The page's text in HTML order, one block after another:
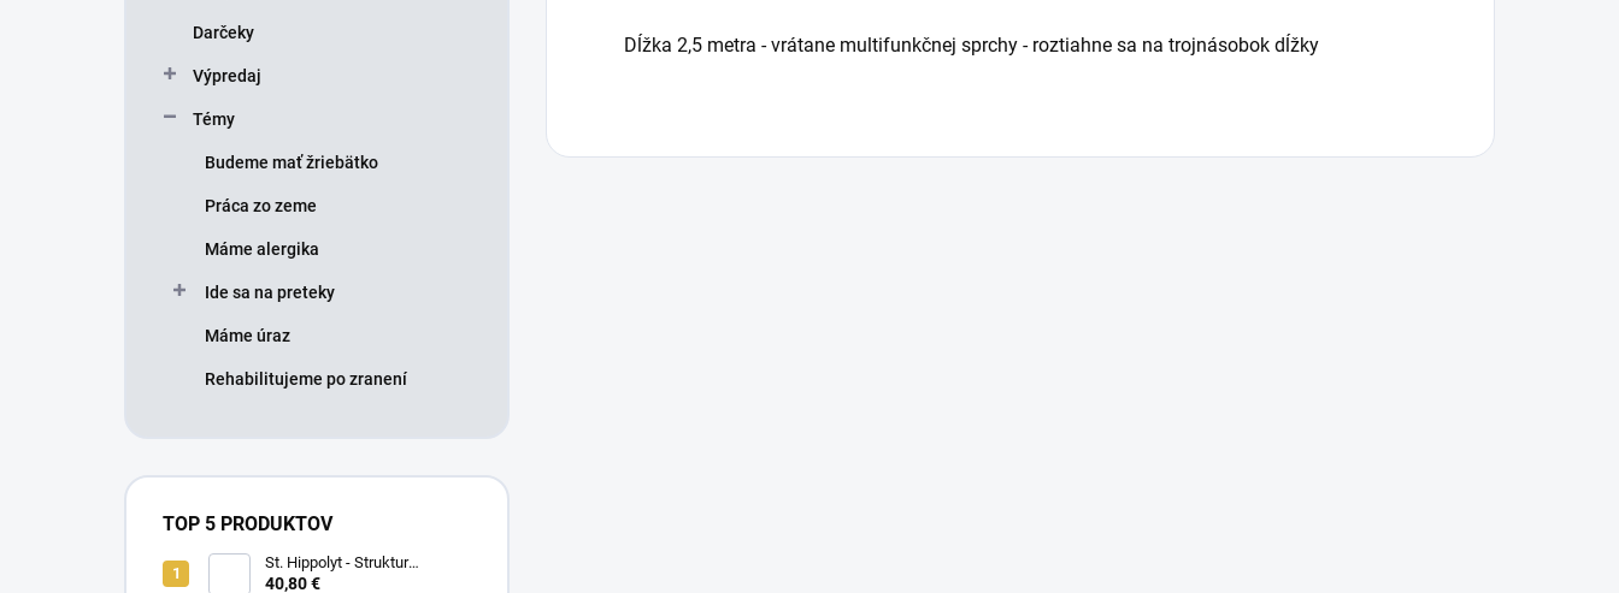
Darčeky
Výpredaj
Témy
Budeme mať žriebätko
Práca zo zeme
Máme alergika
Ide sa na preteky
Máme úraz
Rehabilitujeme po zranení
TOP 5 PRODUKTOV
St. Hippolyt - Struktur
Energetikum
40,80 €
Dĺžka 2,5 metra - vrátane multifunkčnej sprchy - roztiahne sa na trojnásobok dĺžky